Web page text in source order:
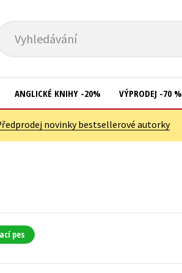
Vyhledávání
ANGLICKÉ KNIHY -20% VÝPRODEJ -70 %
novinky bestsellerové autorky
pes